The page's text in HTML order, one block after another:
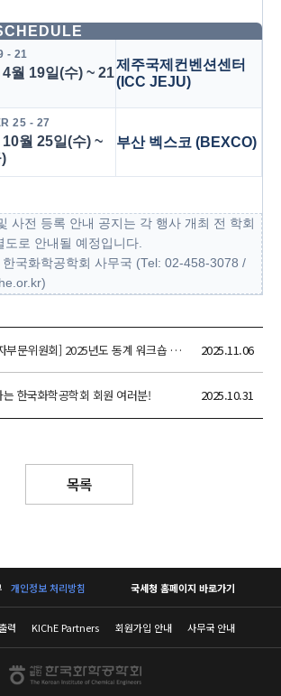
[고분자부문위원회] 2025년도 동계 워크숍 안내 (2025년12월 29일(월)~30일(화)) 2025.11.06
는 한국화학공학회 회원 여러분! 2025.10.31
목록
개인정보 처리방침 국세청 홈페이지 바로가기
력 KIChE Partners 회원가입 안내 사무국 안내